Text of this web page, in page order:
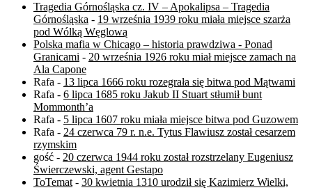
Tragedia Górnośląska cz. IV – Apokalipsa – Tragedia
Górnośląska - 19 września 1939 roku miała miejsce szarża
pod Wólką Węglową
Polska mafia w Chicago – historia prawdziwa - Ponad
Granicami - 20 września 1926 roku miał miejsce zamach na
Ala Capone
Rafa - 13 lipca 1666 roku rozegrała się bitwa pod Mątwami
Rafa - 6 lipca 1685 roku Jakub II Stuart stłumił bunt
Mommonth’a
Rafa - 5 lipca 1607 roku miała miejsce bitwa pod Guzowem
Rafa - 24 czerwca 79 r. n.e. Tytus Flawiusz został cesarzem
rzymskim
gość - 20 czerwca 1944 roku został rozstrzelany Eugeniusz
Świerczewski, agent Gestapo
ToTemat- 30 kwietnia 1310 urodził się Kazimierz Wielki,